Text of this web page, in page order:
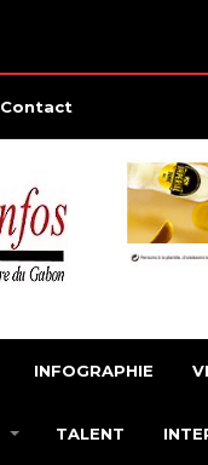
Contact
INFOGRAPHIE
TALENT